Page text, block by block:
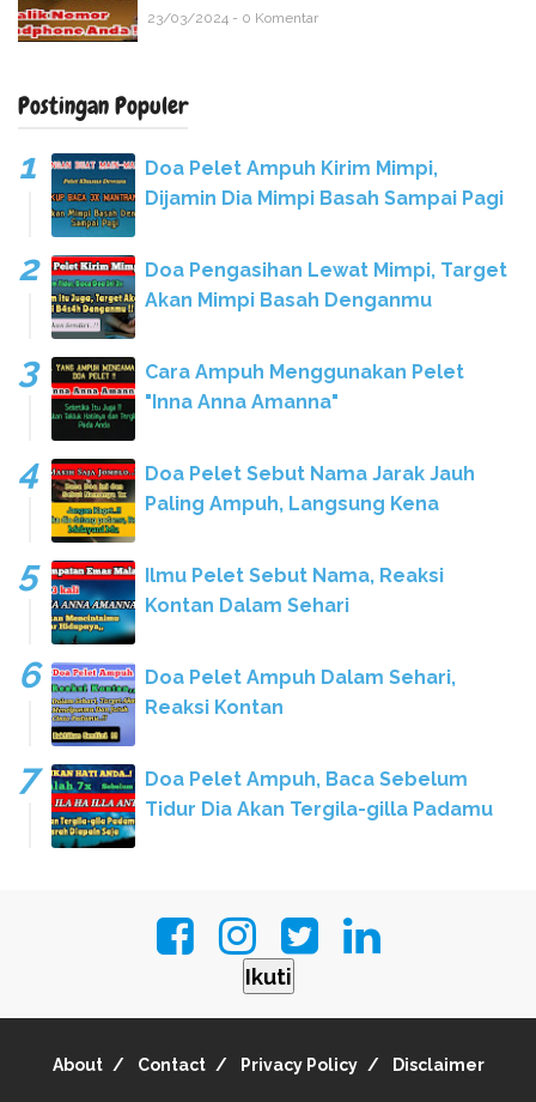
23/03/2024 - 0 Komentar
Postingan Populer
Doa Pelet Ampuh Kirim Mimpi,
Dijamin Dia Mimpi Basah Sampai Pagi
Doa Pengasihan Lewat Mimpi, Target
Akan Mimpi Basah Denganmu
Cara Ampuh Menggunakan Pelet
"Inna Anna Amanna"
Doa Pelet Sebut Nama Jarak Jauh
Paling Ampuh, Langsung Kena
Ilmu Pelet Sebut Nama, Reaksi
Kontan Dalam Sehari
Doa Pelet Ampuh Dalam Sehari,
Reaksi Kontan
Doa Pelet Ampuh, Baca Sebelum
Tidur Dia Akan Tergila-gilla Padamu
Ikuti
About Contact Privacy Policy Disclaimer